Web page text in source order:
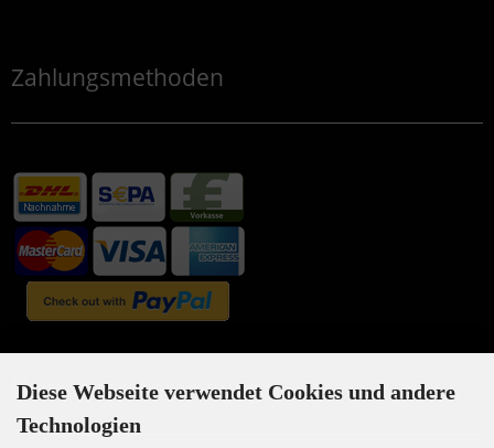
Zahlungsmethoden
Newsletter-Anmeldung
Diese Webseite verwendet Cookies und andere
Technologien